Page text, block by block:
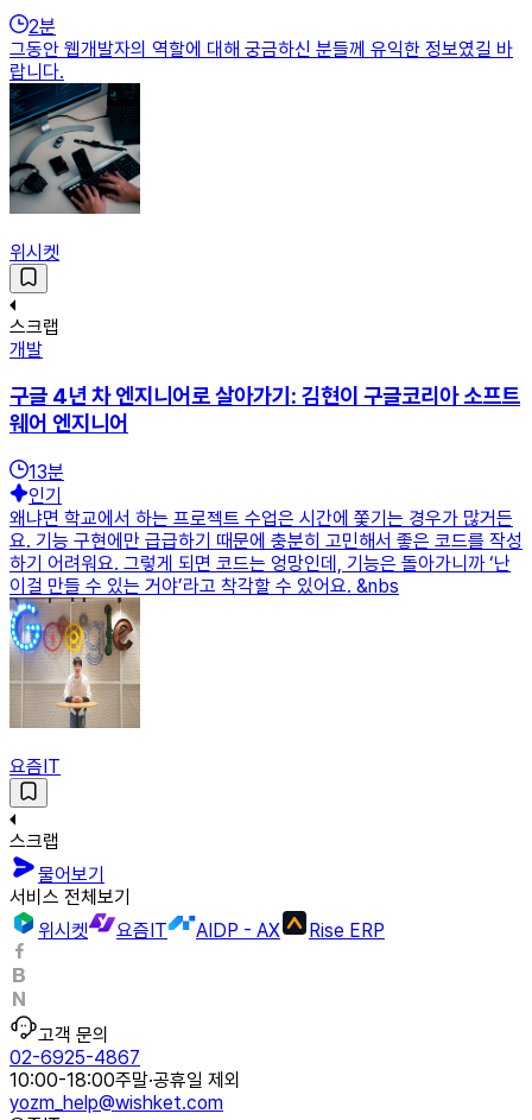
2분
그동안 웹개발자의 역할에 대해 궁금하신 분들께 유익한 정보였길 바
랍니다.
위시켓
스크랩
개발
구글 4년 차 엔지니어로 살아가기: 김현이 구글코리아 소프트
웨어 엔지니어
13분
인기
왜냐면 학교에서 하는 프로젝트 수업은 시간에 쫓기는 경우가 많거든
요. 기능 구현에만 급급하기 때문에 충분히 고민해서 좋은 코드를 작성
하기 어려워요. 그렇게 되면 코드는 엉망인데, 기능은 돌아가니까 ‘난
이걸 만들 수 있는 거야’라고 착각할 수 있어요. &nbs
요즘IT
스크랩
물어보기
서비스 전체보기
위시켓
요즘IT AIDP - AX Rise ERP
고객 문의
02-6925-4867
10:00-18:00주말·공휴일 제외
yozm_help@wishket.com